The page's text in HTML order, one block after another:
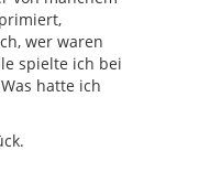
wer waren
spielte ich bei
hatte ich